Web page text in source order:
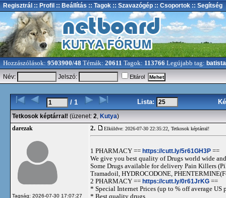
Regisztrál :: Profil :: Beállítás :: Tagok :: Szavazógép :: Csoportok :: Segítség
Hozzászólások: 9503900/48 Témák: 20611 Tagok: 113766 Legújabb tag: batista
Név:
Jelszó: Eltárol
/ 1 Lista:
Tetkosok képtárral! (üzenet: 2, Kutya)
darezak
Tagság: 2026-07-30 17:07:27
2. Elküldve: 2026-07-30 22:35:22, Tetkosok képtárral!
1 PHARMACY == https://cutt.ly/5r61GH3P ==
We give you best quality of Drugs world wide
Some Drugs available for delivery Pain Killers
Tramadoil, HYDROCODONE,
2 PHARMACY == https://cutt.ly/0r61JrKG ==
* Special Internet Prices (up to % off average US
* Best quality drugs